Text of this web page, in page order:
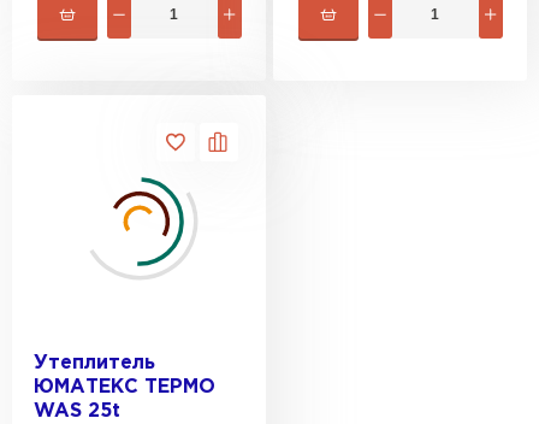
Утеплитель
ЮМАТЕКС ТЕРМО
WAS 25t